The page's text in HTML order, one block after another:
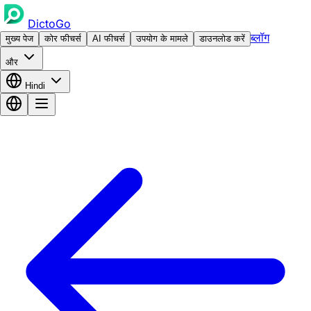
DictoGo
मुख्य पेज कोर फीचर्स AI फीचर्स उपयोग के मामले डाउनलोड करें ब्लॉग
और
Hindi